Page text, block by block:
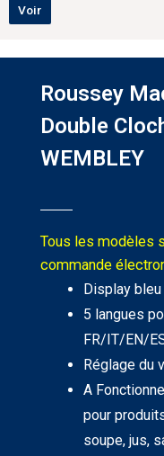
Voir
Roussey
Double
WEMBLEY
Tous les modèles
commande
Display
5 langues
FR/IT/EN/
Réglage du
A
pour
soupe, jus,